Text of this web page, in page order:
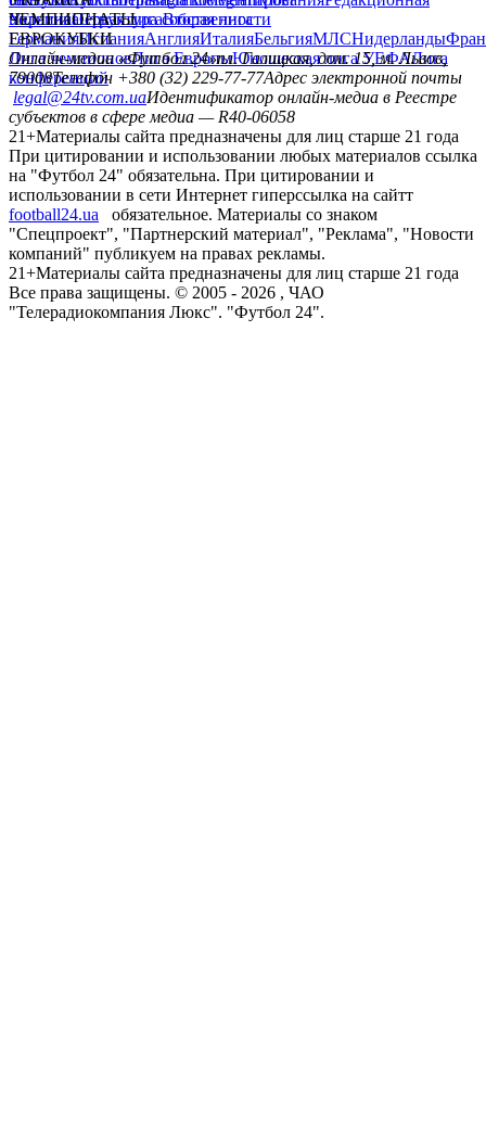
политикаСтруктура собственности
УкраинаПервая лигаВторая лига
ЧЕМПИОНАТЫ
ГерманияИспанияАнглияИталияБельгияМЛСНидерланды
ЕВРОКУБКИ
Лига чемпионовЛига ЕвропыЮношеская лига УЕФАЛига
конференций
Онлайн-медиа «Футбол 24»пл. Галицкая, дом. 15, м. Львов,
79008Телефон +380 (32) 229-77-77Адрес электронной почты
legal@24tv.com.uaИдентификатор онлайн-медиа в Реестре
субъектов в сфере медиа — R40-06058
21+Материалы сайта предназначены для лиц старше 21 года
При цитировании и использовании любых материалов ссылка
на "Футбол 24" обязательна. При цитировании и
использовании в сети Интернет гиперссылка на сайтт
football24.ua
обязательное. Материалы со знаком
"Спецпроект", "Партнерский материал", "Реклама", "Новости
компаний" публикуем на правах рекламы.
21+Материалы сайта предназначены для лиц старше 21 года
Все права защищены. © 2005 - 2026 , ЧАО
"Телерадиокомпания Люкс". "Футбол 24".